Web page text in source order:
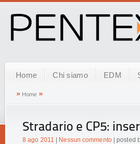
Home Chi siamo EDM
» Home »
Stradario e CP5:
8 ago 2011 Nessun commento| posted